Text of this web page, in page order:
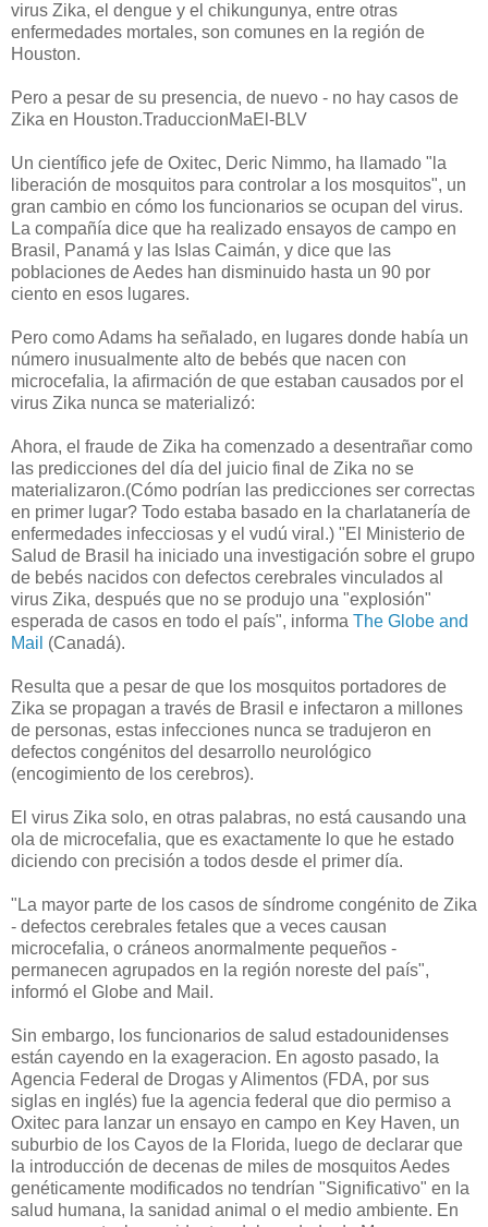
virus Zika, el dengue y el chikungunya, entre otras
enfermedades mortales, son comunes en la región de
Houston.
Pero a pesar de su presencia, de nuevo - no hay casos de
Zika en Houston.TraduccionMaEl-BLV
Un científico jefe de Oxitec, Deric Nimmo, ha llamado "la
liberación de mosquitos para controlar a los mosquitos", un
gran cambio en cómo los funcionarios se ocupan del virus.
La compañía dice que ha realizado ensayos de campo en
Brasil, Panamá y las Islas Caimán, y dice que las
poblaciones de Aedes han disminuido hasta un 90 por
ciento en esos lugares.
Pero como Adams ha señalado, en lugares donde había un
número inusualmente alto de bebés que nacen con
microcefalia, la afirmación de que estaban causados por el
virus Zika nunca se materializó:
Ahora, el fraude de Zika ha comenzado a desentrañar como
las predicciones del día del juicio final de Zika no se
materializaron.(Cómo podrían las predicciones ser correctas
en primer lugar? Todo estaba basado en la charlatanería de
enfermedades infecciosas y el vudú viral.) "El Ministerio de
Salud de Brasil ha iniciado una investigación sobre el grupo
de bebés nacidos con defectos cerebrales vinculados al
virus Zika, después que no se produjo una "explosión"
esperada de casos en todo el país", informa The Globe and
Mail (Canadá).
Resulta que a pesar de que los mosquitos portadores de
Zika se propagan a través de Brasil e infectaron a millones
de personas, estas infecciones nunca se tradujeron en
defectos congénitos del desarrollo neurológico
(encogimiento de los cerebros).
El virus Zika solo, en otras palabras, no está causando una
ola de microcefalia, que es exactamente lo que he estado
diciendo con precisión a todos desde el primer día.
"La mayor parte de los casos de síndrome congénito de Zika
- defectos cerebrales fetales que a veces causan
microcefalia, o cráneos anormalmente pequeños -
permanecen agrupados en la región noreste del país",
informó el Globe and Mail.
Sin embargo, los funcionarios de salud estadounidenses
están cayendo en la exageracion. En agosto pasado, la
Agencia Federal de Drogas y Alimentos (FDA, por sus
siglas en inglés) fue la agencia federal que dio permiso a
Oxitec para lanzar un ensayo en campo en Key Haven, un
suburbio de los Cayos de la Florida, luego de declarar que
la introducción de decenas de miles de mosquitos Aedes
genéticamente modificados no tendrían "Significativo" en la
salud humana, la sanidad animal o el medio ambiente. En